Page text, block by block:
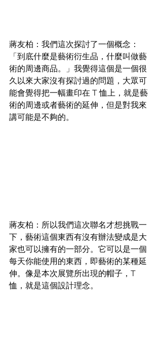
蔣友柏：我們這次探討了一個概念：
「到底什麼是藝術衍生品，什麼叫做藝
術的周邊商品。」我覺得這個是一個很
久以來大家沒有探討過的問題，大眾可
能會覺得把一幅畫印在 T 恤上，就是藝
術的周邊或者藝術的延伸，但是對我來
講可能是不夠的。
蔣友柏：所以我們這次聯名才想挑戰一
下，藝術這個東西有沒有辦法變成是大
家也可以擁有的一部分。它可以是一個
每天你能使用的東西，即藝術的某種延
伸。像是本次展覽所出現的帽子，T
恤，就是這個設計理念。